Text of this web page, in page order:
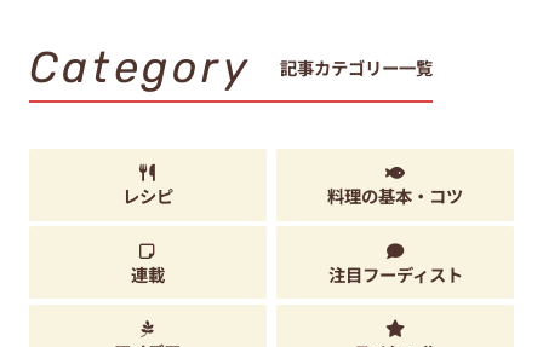
Category 記事カテゴリー一覧
レシピ 料理の基本・コツ
連載 注目フーディスト